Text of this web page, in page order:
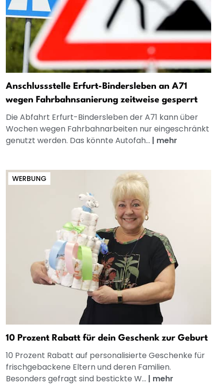
Anschlussstelle Erfurt-Bindersleben an A71
wegen Fahrbahnsanierung zeitweise gesperrt
Die Abfahrt Erfurt-Bindersleben der A71 kann über
Wochen wegen Fahrbahnarbeiten nur eingeschränkt
genutzt werden. Das könnte Autofah... | mehr
WERBUNG
10 Prozent Rabatt für dein Geschenk zur Geburt
10 Prozent Rabatt auf personalisierte Geschenke für
frischgebackene Eltern und deren Familien.
Besonders gefragt sind bestickte W... | mehr